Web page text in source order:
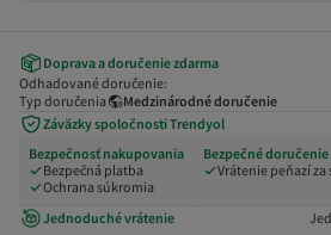
Doprava a doručenie zdarma
Odhadované doručenie:
Typ doručenia
Medzinárodné doručenie
Záväzky spoločnosti Trendyol
Bezpečnosť nakupovania
Bezpečná platba
Ochrana súkromia
Bezpečné doručenie
Vrátenie peňazí
Jednoduché vrátenie